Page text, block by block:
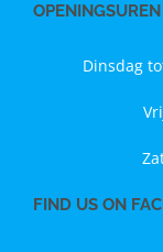
OPENINGSUREN
Dinsdag
FIND US ON